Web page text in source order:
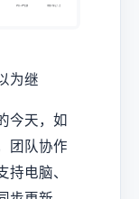
为继
今天，如
团队协作
电脑、